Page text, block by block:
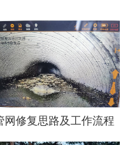
网修复思路及工作流程